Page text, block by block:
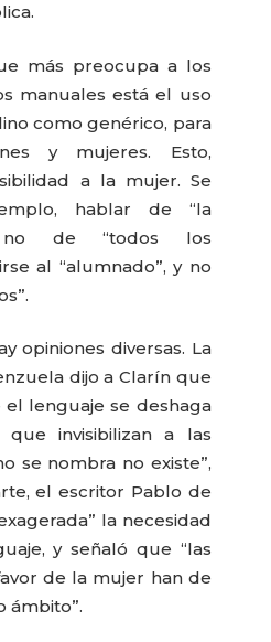
más preocupa a los
manuales está el uso
como genérico, para
y mujeres. Esto,
a la mujer. Se
hablar de “la
no de “todos los
al “alumnado”, y no
opiniones diversas. La
dijo a Clarín que
lenguaje se deshaga
que invisibilizan a las
se nombra no existe”,
el escritor Pablo de
la necesidad
y señaló que “las
de la mujer han de
ámbito”.